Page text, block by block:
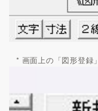
* 画面上の「図形登録